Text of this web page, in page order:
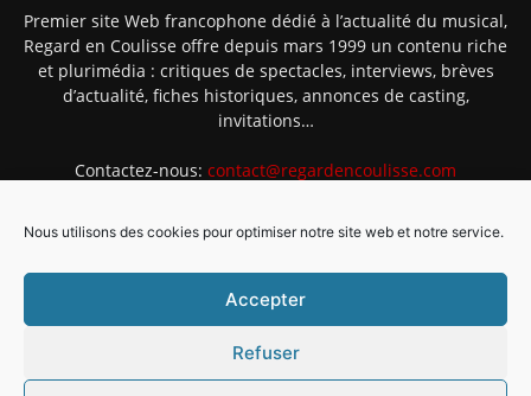
Nous utilisons des cookies pour optimiser notre site web et notre service.
Accepter
Refuser
Premier site Web francophone dédié à l’actualité du musical,
Regard en Coulisse offre depuis mars 1999 un contenu riche
et plurimédia : critiques de spectacles, interviews, brèves
d’actualité, fiches historiques, annonces de casting,
invitations…
Contactez-nous: contact@regardencoulisse.com